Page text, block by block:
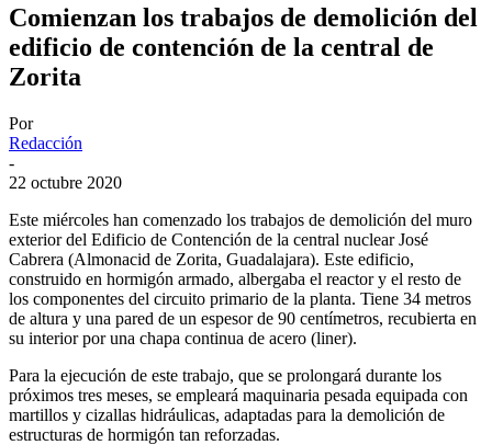
Comienzan los trabajos de demolición del
edificio de contención de la central de
Zorita
Por
Redacción
-
22 octubre 2020
Este miércoles han comenzado los trabajos de demolición del muro
exterior del Edificio de Contención de la central nuclear José
Cabrera (Almonacid de Zorita, Guadalajara). Este edificio,
construido en hormigón armado, albergaba el reactor y el resto de
los componentes del circuito primario de la planta. Tiene 34 metros
de altura y una pared de un espesor de 90 centímetros, recubierta en
su interior por una chapa continua de acero (liner).
Para la ejecución de este trabajo, que se prolongará durante los
próximos tres meses, se empleará maquinaria pesada equipada con
martillos y cizallas hidráulicas, adaptadas para la demolición de
estructuras de hormigón tan reforzadas.